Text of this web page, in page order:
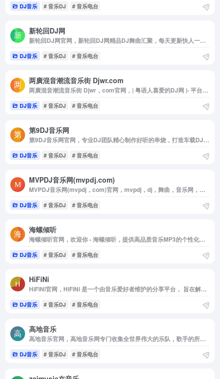
DJ音乐 # 音乐DJ # 音乐电台
新轮回DJ网
新轮回DJ网官网，新轮回DJ网精品DJ舞曲汇聚，每天更新快人一步，专业DJ团队精心制作好听的串烧，打造车载DJ舞曲，为DJ工作者收录国外DJ舞曲，提供高音质在线试听及MP3下载，全方位满足DJ工作者及音乐爱好者的需求。
DJ音乐 # 音乐DJ # 音乐电台
两廣混音潮流音乐街 Djwr.com
两廣混音潮流音乐街 Djwr，com官网，| 粤语人喜爱的DJ网 |- 平台提供海量好听的粤语Dj舞曲，精选分享经典慢摇串烧嗨歌音乐，同步更新全球各类流行混音作品，致力打造特色全粤语潮牌电音网。
DJ音乐 # 音乐DJ # 音乐电台
第9DJ音乐网
第9DJ音乐网官网，专业DJ团队精心制作好听的串烧，打造车载DJ舞曲，提供高音质在线试听及MP3下载，全方位满足DJ音乐爱好者的需求。
DJ音乐 # 音乐DJ # 音乐电台
MVPDJ音乐网(mvpdj.com)
MVPDJ音乐网(mvpdj，com)官网，mvpdj，dj，舞曲，音乐网，音乐下载，最新舞曲，舞曲下载，在线听歌，电子音乐，MP3下载，音乐电台，欧美舞曲，音乐社区
DJ音乐 # 音乐DJ # 音乐电台
海螺倾听
海螺倾听官网，欢迎你 - 海螺倾听，提供高品质音乐MP3的个性化推荐，发布，P2P下载服务，以及线下音乐活动等互动内容
DJ音乐 # 音乐DJ # 音乐电台
HiFiNi
HiFiNi官网，HiFiNi 是一个由音乐爱好者维护的分享平台， 旨在解决问题互帮互助， 如果您有需求， 请注册账号并发布信息，详细描述歌曲信息等， 我们会尽力帮您寻找HiFiNi MUSIC BBS - HiFiNi，COM
DJ音乐 # 音乐DJ # 音乐电台
高地音乐
高地音乐官网，高地音乐网专门收集全世界伟大的乐队，歌手的所有无损音乐专辑，对人类有杰出贡献的音乐，都是网站收集的对象，欢迎你来获取你需要的音乐。
DJ音乐 # 音乐DJ # 音乐电台